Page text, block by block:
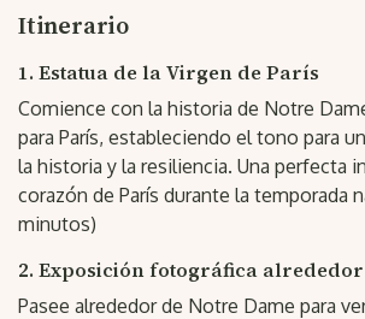
Itinerario
1. Estatua de la Virgen de París
Comience con la historia de Notre
para París, estableciendo el tono para
la historia y la resiliencia. Una perfecta
corazón de París durante la temporada
minutos)
2. Exposición fotográfica alrededor
Pasee alrededor de Notre Dame para